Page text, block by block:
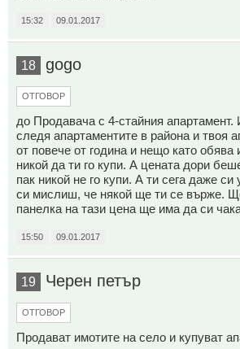
15:32 09.01.2017
18 gogo
ОТГОВОР
до Продавача с 4-стайния
следя апартаментите в района и твоя
от повече от година и нещо като обява
никой да ти го купи. А цената дори
пак никой не го купи. А ти сега даже
си мислиш, че някой ще ти се върже.
панелка на тази цена ще има да си
15:50 09.01.2017
19 Черен петър
ОТГОВОР
Продават имотите на село и купуват